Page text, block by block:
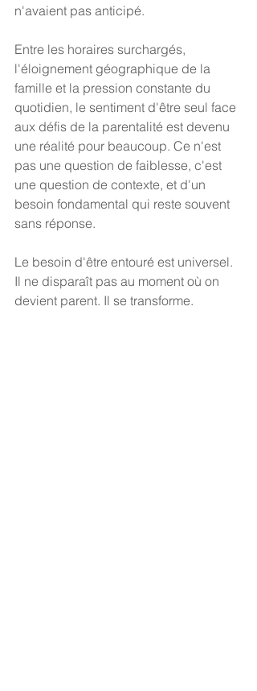
n'avaient pas anticipé.
Entre les horaires surchargés,
l'éloignement géographique de la
famille et la pression constante du
quotidien, le sentiment d'être seul face
aux défis de la parentalité est devenu
une réalité pour beaucoup. Ce n'est
pas une question de faiblesse, c'est
une question de contexte, et d'un
besoin fondamental qui reste souvent
sans réponse.
Le besoin d'être entouré est universel.
Il ne disparaît pas au moment où on
devient parent. Il se transforme.